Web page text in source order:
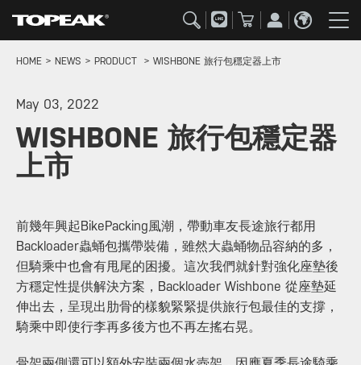
HOME NEWS PRODUCT WISHBONE 旅行包穩定器上市
May 03, 2022
WISHBONE 旅行包穩定器
上市
前幾年興起BikePacking風潮，帶動車友長途旅行都用
Backloader蟲蛹包攜帶裝備，雖然大蟲蛹物品容納的多，
但騎乘中也會有甩尾的困擾。這次我們就針對強化座墊後
方穩定性提供解決方案，Backloader Wishbone 從座墊延
伸出去，呈現出肋骨的樣貌緊緊提供旅行包最佳的支撐，
騎乘中即使行李再多後方也不再左搖右晃。